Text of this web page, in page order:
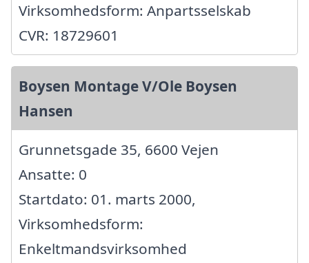
Virksomhedsform: Anpartsselskab
CVR: 18729601
Boysen Montage V/Ole Boysen
Hansen
Grunnetsgade 35, 6600 Vejen
Ansatte: 0
Startdato: 01. marts 2000,
Virksomhedsform:
Enkeltmandsvirksomhed